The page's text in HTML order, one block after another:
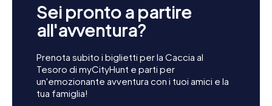
Sei pronto a partire
all'avventura?
Prenota subito i biglietti per la Caccia al
Tesoro di myCityHunt e parti per
un'emozionante avventura con i tuoi amici e la
tua famiglia!